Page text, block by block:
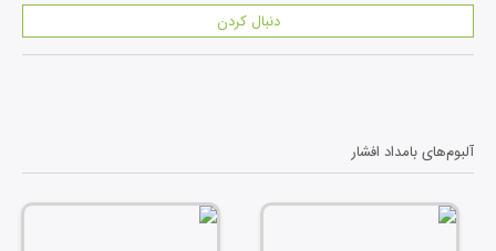
دنبال کردن
آلبوم‌هایبامداد افشار